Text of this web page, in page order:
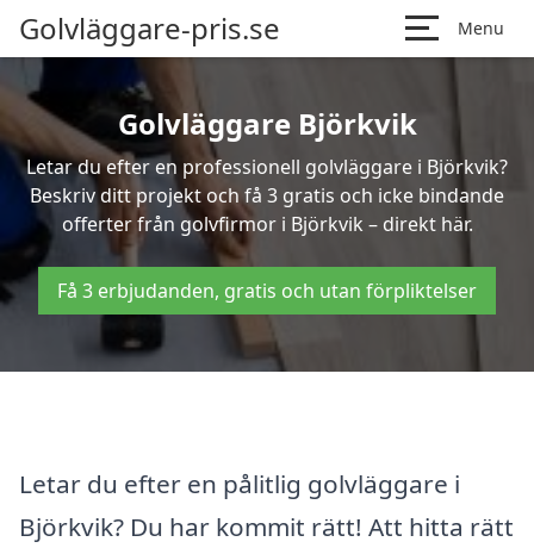
Golvläggare-pris.se Menu
Golvläggare Björkvik
Letar du efter en professionell golvläggare i Björkvik?
Beskriv ditt projekt och få 3 gratis och icke bindande
offerter från golvfirmor i Björkvik – direkt här.
Få 3 erbjudanden, gratis och utan förpliktelser
Letar du efter en pålitlig golvläggare i
Björkvik? Du har kommit rätt! Att hitta rätt